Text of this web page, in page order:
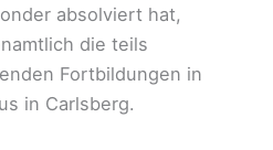
absolviert hat,
die teils
Fortbildungen in
in Carlsberg.